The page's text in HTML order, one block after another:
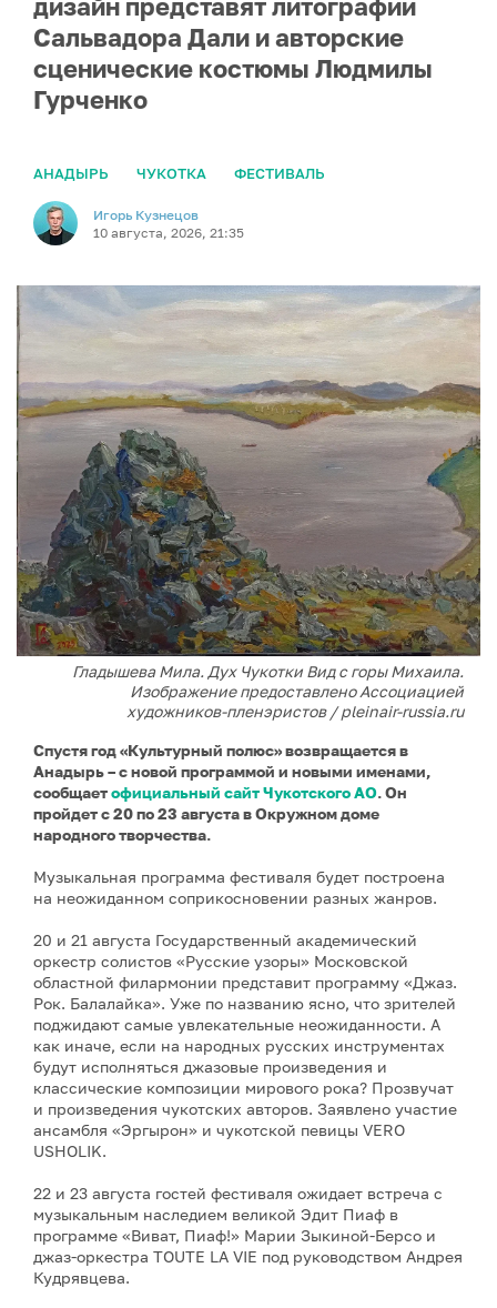
дизайн представят литографии
Сальвадора Дали и авторские
сценические костюмы Людмилы
Гурченко
АНАДЫРЬ ЧУКОТКА ФЕСТИВАЛЬ
Игорь Кузнецов
10 августа, 2026, 21:35
Гладышева Мила. Дух Чукотки Вид с горы Михаила.
Изображение предоставлено Ассоциацией
художников-пленэристов / pleinair-russia.ru
Спустя год «Культурный полюс» возвращается в
Анадырь – с новой программой и новыми именами,
сообщаетофициальный сайт Чукотского АО. Он
пройдет с 20 по 23 августа в Окружном доме
народного творчества.
Музыкальная программа фестиваля будет построена
на неожиданном соприкосновении разных жанров.
20 и 21 августа Государственный академический
оркестр солистов «Русские узоры» Московской
областной филармонии представит программу «Джаз.
Рок. Балалайка». Уже по названию ясно, что зрителей
поджидают самые увлекательные неожиданности. А
как иначе, если на народных русских инструментах
будут исполняться джазовые произведения и
классические композиции мирового рока? Прозвучат
и произведения чукотских авторов. Заявлено участие
ансамбля «Эргырон» и чукотской певицы VERO
USHOLIK.
22 и 23 августа гостей фестиваля ожидает встреча с
музыкальным наследием великой Эдит Пиаф в
программе «Виват, Пиаф!» Марии Зыкиной-Берсо и
джаз-оркестра TOUTE LA VIE под руководством Андрея
Кудрявцева.